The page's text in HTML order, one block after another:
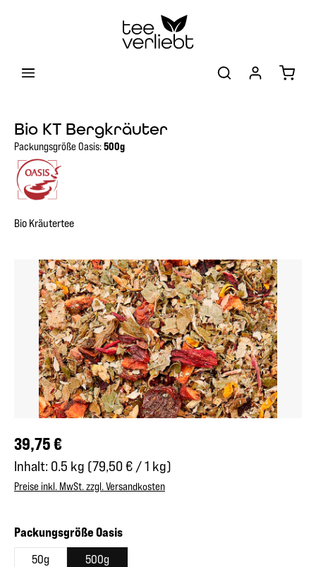
Bio KT Bergkräuter
Packungsgröße Oasis:500g
Bio Kräutertee
Bildergalerie überspringen
Regulärer Preis:
39,75 €
Inhalt: 0.5 kg (79,50 € / 1 kg)
Preise inkl. MwSt. zzgl. Versandkosten
Packungsgröße Oasisauswählen
50g 500g